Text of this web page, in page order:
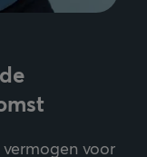
voor